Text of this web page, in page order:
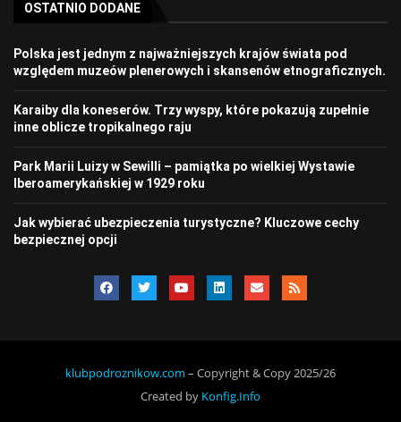
OSTATNIO DODANE
Polska jest jednym z najważniejszych krajów świata pod
względem muzeów plenerowych i skansenów etnograficznych.
Karaiby dla koneserów. Trzy wyspy, które pokazują zupełnie
inne oblicze tropikalnego raju
Park Marii Luizy w Sewilli – pamiątka po wielkiej Wystawie
Iberoamerykańskiej w 1929 roku
Jak wybierać ubezpieczenia turystyczne? Kluczowe cechy
bezpiecznej opcji
klubpodroznikow.com – Copyright & Copy 2025/26
Created by Konfig.Info